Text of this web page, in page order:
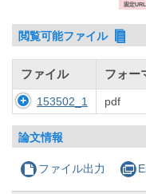
固定
閲覧可能ファイル
ファイル フォー
153502_1 pdf
論文情報
ファイル出力